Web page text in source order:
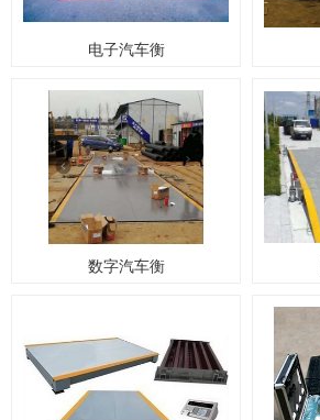
电子汽车衡
数字汽车衡